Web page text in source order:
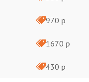
970 р
1670 р
430 р